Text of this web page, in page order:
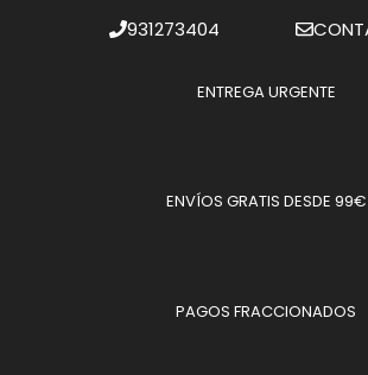
931273404
ENTREGA URGENTE
ENVÍOS GRATIS DESDE 99€
PAGOS FRACCIONADOS